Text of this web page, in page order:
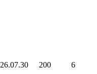
26.07.30 200 6